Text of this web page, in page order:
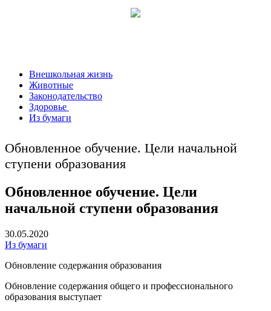
Внешкольная жизнь
Животные
Законодательство
Здоровье
Из бумаги
Обновленное обучение. Цели начальной
ступени образования
Обновленное обучение. Цели
начальной ступени образования
30.05.2020
Из бумаги
Обновление содержания образования
Обновление содержания общего и профессионального
образования выступает